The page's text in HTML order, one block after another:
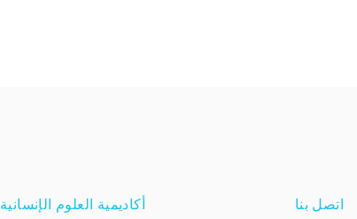
اتصل بنا أكاديمية العلوم الإنسانية